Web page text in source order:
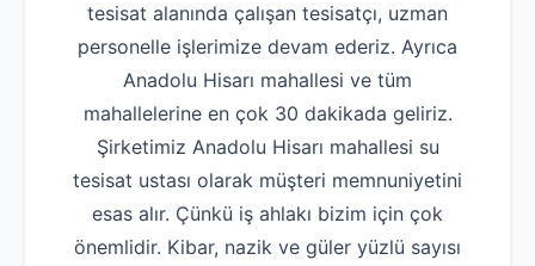
tesisat alanında çalışan tesisatçı, uzman
personelle işlerimize devam ederiz. Ayrıca
Anadolu Hisarı mahallesi ve tüm
mahallelerine en çok 30 dakikada geliriz.
Şirketimiz Anadolu Hisarı mahallesi su
tesisat ustası olarak müşteri memnuniyetini
esas alır. Çünkü iş ahlakı bizim için çok
önemlidir. Kibar, nazik ve güler yüzlü sayısı